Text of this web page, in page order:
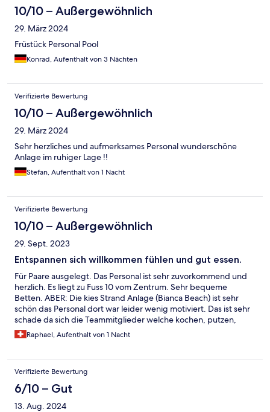
10/10 – Außergewöhnlich
29. März 2024
Früstück Personal Pool
Konrad, Aufenthalt von 3 Nächten
Verifizierte Bewertung
10/10 – Außergewöhnlich
29. März 2024
Sehr herzliches und aufmerksames Personal wunderschöne
Anlage im ruhiger Lage !!
Stefan, Aufenthalt von 1 Nacht
Verifizierte Bewertung
10/10 – Außergewöhnlich
29. Sept. 2023
Entspannen sich willkommen fühlen und gut essen.
Für Paare ausgelegt. Das Personal ist sehr zuvorkommend und
herzlich. Es liegt zu Fuss 10 vom Zentrum. Sehr bequeme
Betten. ABER: Die kies Strand Anlage (Bianca Beach) ist sehr
schön das Personal dort war leider wenig motiviert. Das ist sehr
schade da sich die Teammitglieder welche kochen, putzen,
Koffer tragen im Wohnbereich sich solche Mühe geben.
Raphael, Aufenthalt von 1 Nacht
Verifizierte Bewertung
6/10 – Gut
13. Aug. 2024